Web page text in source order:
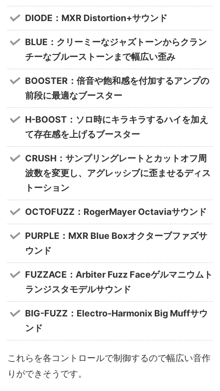
DIODE：MXR Distortion+サウンド
BLUE：クリーミーなジャズトーンからクラン
チーなブルーストーンまで幅広い歪み
BOOSTER：倍音や飽和感を付加するアンプの
前段に最適なブースター
H-BOOST：ソロ時にキラキラするハイを加え
て存在感を上げるブースター
CRUSH：サンプリングレートとカットオフ周
波数を変更し、アグレッシブに歪ませるディス
トーション
OCTOFUZZ：RogerMayer Octaviaサウンド
PURPLE：MXR Blue Boxオクターブファズサ
ウンド
FUZZACE：Arbiter Fuzz Faceゲルマニウムト
ランジスタモデルサウンド
BIG-FUZZ：Electro-Harmonix Big Muffサウ
ンド
これらを各コントロールで制御するので幅広い音作
りができそうです。